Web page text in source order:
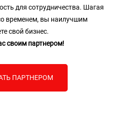
для сотрудничества. Шагая
временем, вы наилучшим
свой бизнес.
своим партнером!
ПАРТНЕРОМ